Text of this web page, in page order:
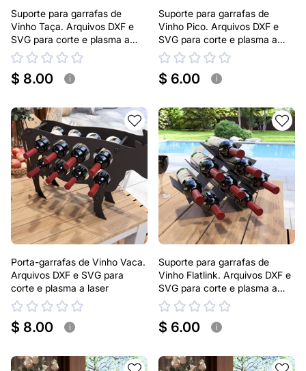
Suporte para garrafas de
Vinho Taça. Arquivos DXF e
SVG para corte e plasma a
laser
$ 8.00 i
Suporte para garrafas de
Vinho Pico. Arquivos DXF e
SVG para corte e plasma a
laser
$ 6.00 i
Porta-garrafas de Vinho Vaca.
Arquivos DXF e SVG para
corte e plasma a laser
$ 8.00 i
Suporte para garrafas de
Vinho Flatlink. Arquivos DXF e
SVG para corte e plasma a
laser
$ 6.00 i